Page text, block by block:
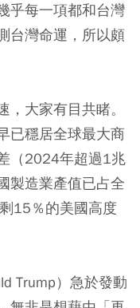
乎每一項都和台灣
台灣命運，所以頗
大家有目共睹。
已穩居全球最大商
（2024年超過1兆
製造業產值已占全
15％的美國高度
Trump）急於發動